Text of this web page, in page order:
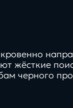
жёсткие
черного